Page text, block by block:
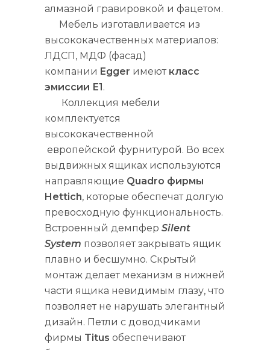
алмазной гравировкой и фацетом.
Мебель изготавливается из
высококачественных материалов:
ЛДСП, МДФ (фасад)
компании Egger имеют класс
эмиссии Е1.
Коллекция мебели
комплектуется
высококачественной
европейской фурнитурой. Во всех
выдвижных ящиках используются
направляющие Quadro фирмы
Hettich, которые обеспечат долгую
превосходную функциональность.
Встроенный демпфер Silent
System позволяет закрывать ящик
плавно и бесшумно. Скрытый
монтаж делает механизм в нижней
части ящика невидимым глазу, что
позволяет не нарушать элегантный
дизайн. Петли с доводчиками
фирмы Titus обеспечивают